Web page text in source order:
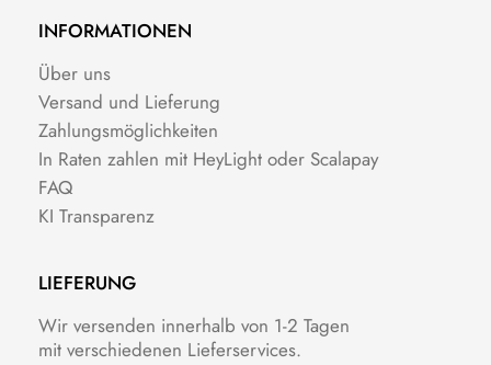
INFORMATIONEN
Über uns
Versand und Lieferung
Zahlungsmöglichkeiten
In Raten zahlen mit HeyLight oder Scalapay
FAQ
KI Transparenz
LIEFERUNG
Wir versenden innerhalb von 1-2 Tagen
mit verschiedenen Lieferservices.